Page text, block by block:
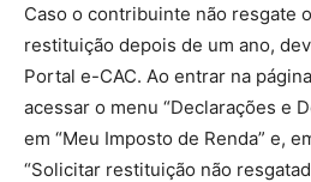
Caso o contribuinte não resgate
restituição depois de um ano,
Portal e-CAC. Ao entrar na
acessar o menu “Declarações e
em “Meu Imposto de Renda” e,
“Solicitar restituição não